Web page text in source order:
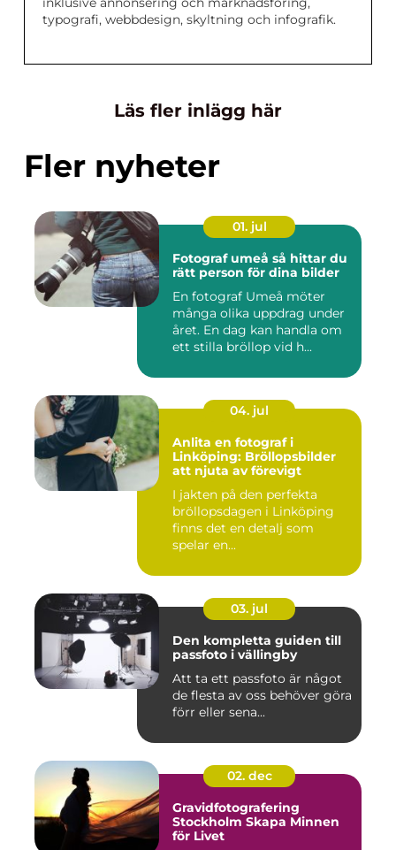
typografi, webbdesign, skyltning och infografik.
Läs fler inlägg här
Fler nyheter
01. jul
Fotograf umeå så hittar du
rätt person för dina bilder
En fotograf Umeå möter
många olika uppdrag under
året. En dag kan handla om
ett stilla bröllop vid h...
04. jul
Anlita en fotograf i
Linköping: Bröllopsbilder
att njuta av förevigt
I jakten på den perfekta
bröllopsdagen i Linköping
finns det en detalj som
spelar en...
03. jul
Den kompletta guiden till
passfoto i vällingby
Att ta ett passfoto är något
de flesta av oss behöver göra
förr eller sena...
02. dec
Gravidfotografering
Stockholm Skapa Minnen
för Livet